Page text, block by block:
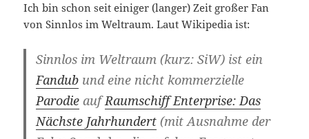
Ich bin schon seit einiger (langer) Zeit großer Fan
von Sinnlos im Weltraum. Laut Wikipedia ist:
Sinnlos im Weltraum (kurz:SiW) ist ein
Fandub und eine nicht kommerzielle
Parodie aufRaumschiff Enterprise: Das
Nächste Jahrhundert (mit Ausnahme der